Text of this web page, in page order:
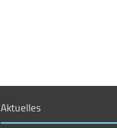
Aktuelles